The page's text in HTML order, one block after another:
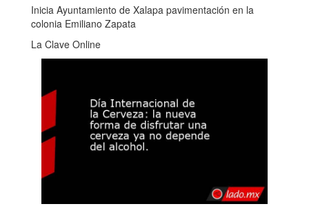
Inicia Ayuntamiento de Xalapa pavimentación en la
colonia Emiliano Zapata
La Clave Online